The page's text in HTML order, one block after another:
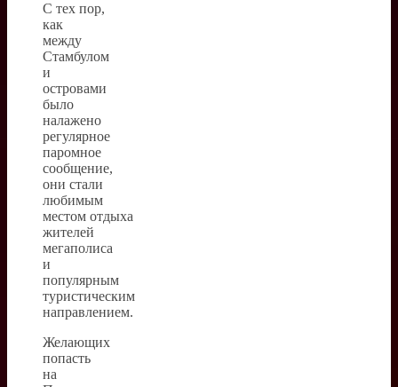
С тех пор,
как
между
Стамбулом
и
островами
было
налажено
регулярное
паромное
сообщение,
они стали
любимым
местом отдыха
жителей
мегаполиса
и
популярным
туристическим
направлением.
Желающих
попасть
на